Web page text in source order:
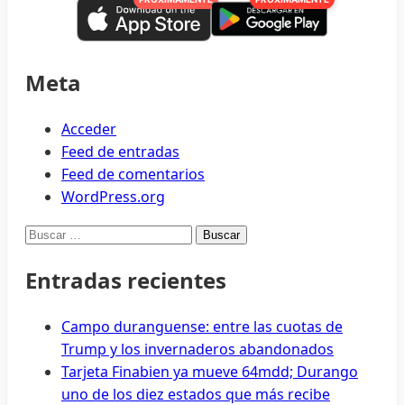
la
oscuridad
posibilidad
de
reencontrar
Meta
Acceder
Feed de entradas
Feed de comentarios
WordPress.org
Buscar:
Entradas recientes
Campo duranguense: entre las cuotas de
Trump y los invernaderos abandonados
Tarjeta Finabien ya mueve 64mdd; Durango
uno de los diez estados que más recibe